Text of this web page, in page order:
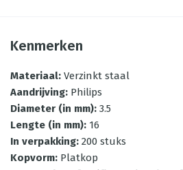
Kenmerken
Materiaal: Verzinkt staal
Aandrijving: Philips
Diameter (in mm): 3.5
Lengte (in mm): 16
In verpakking: 200 stuks
Kopvorm: Platkop